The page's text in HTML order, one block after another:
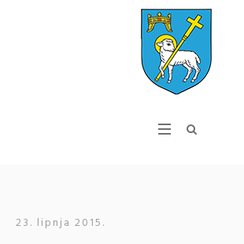
23. lipnja 2015.